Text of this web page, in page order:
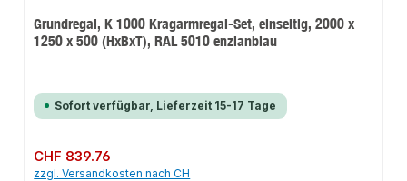
Grundregal, K 1000 Kragarmregal-Set, einseitig, 2000 x
1250 x 500 (HxBxT), RAL 5010 enzianblau
Sofort verfügbar, Lieferzeit 15-17 Tage
Regulärer Preis:
CHF 839.76
zzgl. Versandkosten nach CH